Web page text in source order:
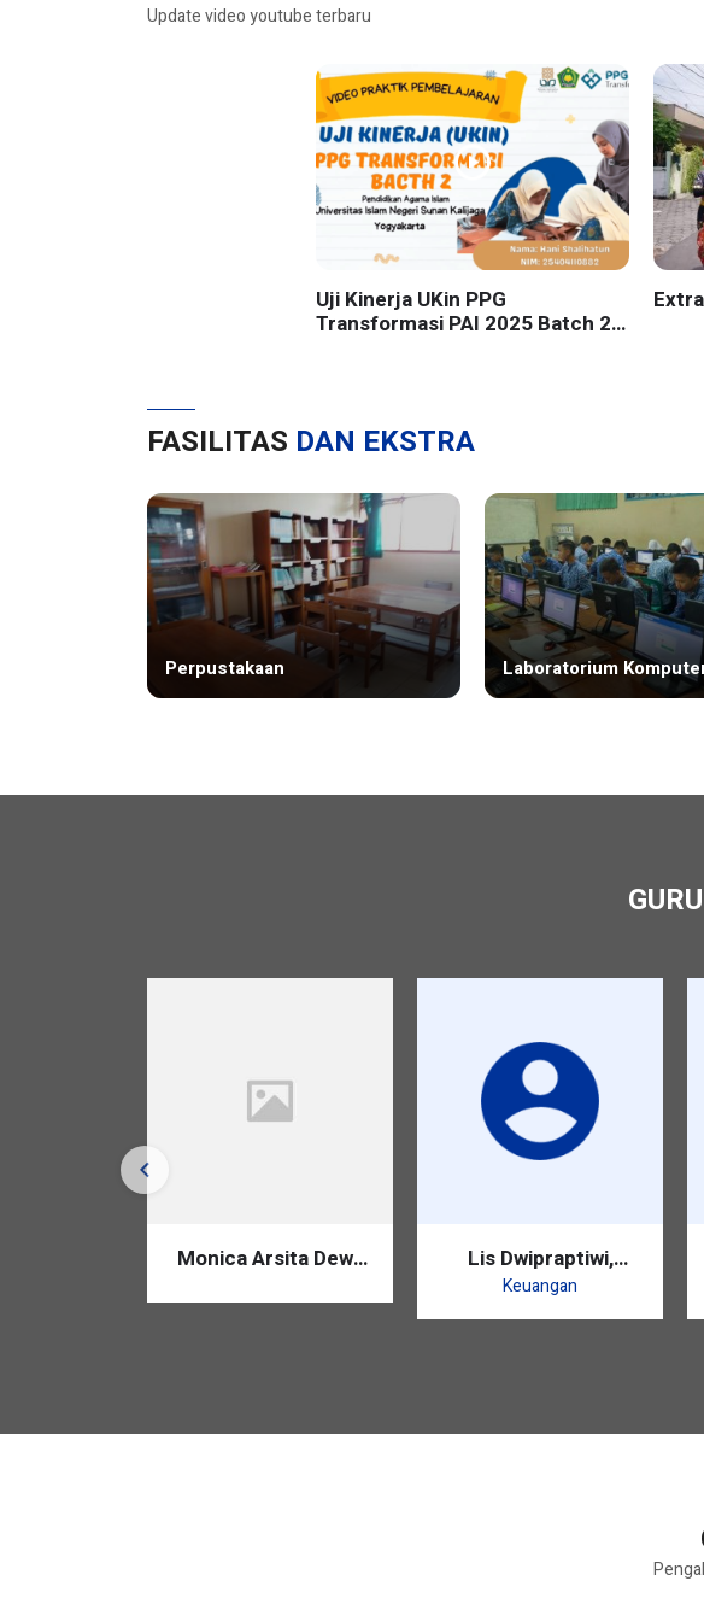
Update video youtube terbaru
Uji Kinerja UKin PPG
Transformasi PAI 2025 Batch 2
FASILITAS DAN EKSTRA
Perpustakaan Laboratorium
Monica Arsita Dewi, Lis Dwipraptiwi,
S.Pd.
Keuangan